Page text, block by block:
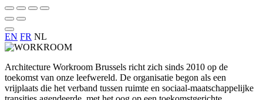
EN FR NL
Architecture Workroom Brussels richt zich sinds 2010 op de
toekomst van onze leefwereld. De organisatie begon als een
vrijplaats die het verband tussen ruimte en sociaal-maatschappelijke